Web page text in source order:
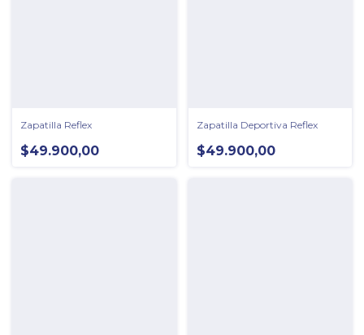
Zapatilla Reflex
$49.900,00
Zapatilla Deportiva Reflex
$49.900,00